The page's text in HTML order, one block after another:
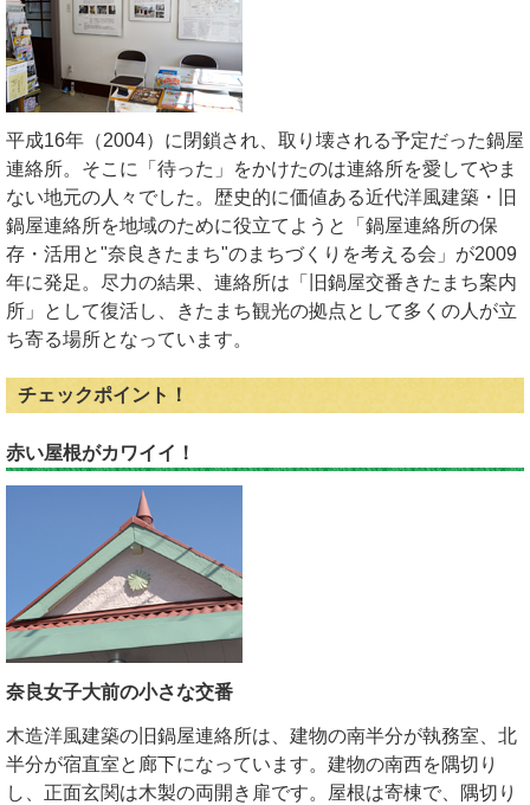
平成16年（2004）に閉鎖され、取り壊される予定だった鍋屋
連絡所。そこに「待った」をかけたのは連絡所を愛してやま
ない地元の人々でした。歴史的に価値ある近代洋風建築・旧
鍋屋連絡所を地域のために役立てようと「鍋屋連絡所の保
存・活用と"奈良きたまち"のまちづくりを考える会」が2009
年に発足。尽力の結果、連絡所は「旧鍋屋交番きたまち案内
所」として復活し、きたまち観光の拠点として多くの人が立
ち寄る場所となっています。
チェックポイント！
赤い屋根がカワイイ！
奈良女子大前の小さな交番
木造洋風建築の旧鍋屋連絡所は、建物の南半分が執務室、北
半分が宿直室と廊下になっています。建物の南西を隅切り
し、正面玄関は木製の両開き扉です。屋根は寄棟で、隅切り